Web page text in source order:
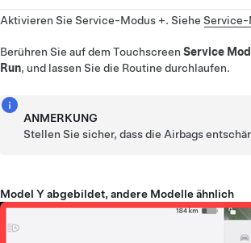
Aktivieren Sie Service-Modus +. Siehe Service-
Berühren Sie auf dem Touchscreen Service
Run, und lassen Sie die Routine durchlaufen.
ANMERKUNG
Stellen Sie sicher, dass die Airbags
Model Y abgebildet, andere Modelle ähnlich